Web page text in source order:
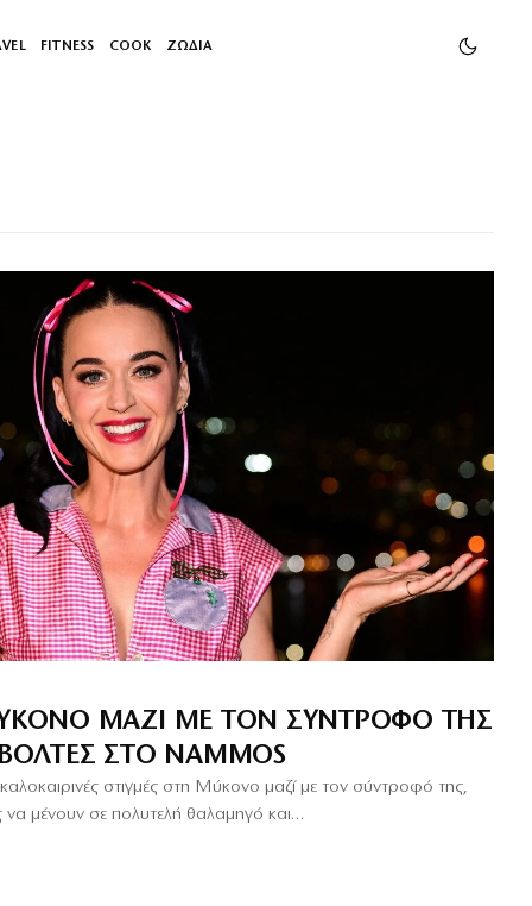
FITNESS COOK ΖΩΔΙΑ
ΜΎΚΟΝΟ ΜΑΖΊ ΜΕ ΤΟΝ ΣΎΝΤΡΟΦΌ ΤΗΣ
ΒΌΛΤΕΣ ΣΤΟ NAMMOS
στιγμές στη Μύκονο μαζί με τον σύντροφό της,
μένουν σε πολυτελή θαλαμηγό και…